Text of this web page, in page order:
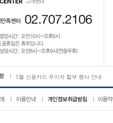
5월 신용카드 무이자 할부 행사 안내